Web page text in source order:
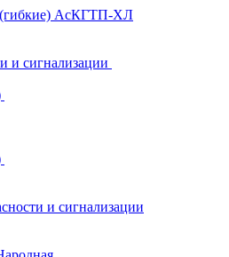
(гибкие) АсКГТП-ХЛ
и сигнализации
и сигнализации